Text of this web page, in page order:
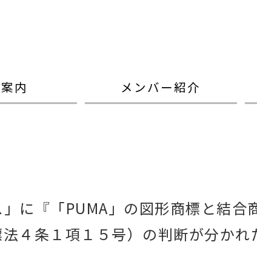
内 メンバー紹介
に『「PUMA」の図形商標と結合
４条１項１５号）の判断が分かれ